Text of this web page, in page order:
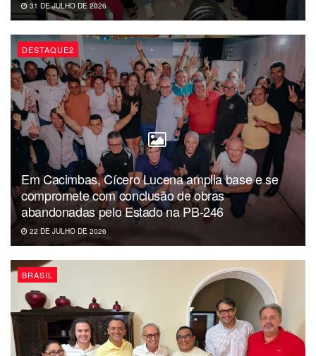
31 DE JULHO DE 2026
DESTAQUE2
Em Cacimbas, Cícero Lucena amplia base e se
compromete com conclusão de obras
abandonadas pelo Estado na PB-246
22 DE JULHO DE 2026
BRASIL